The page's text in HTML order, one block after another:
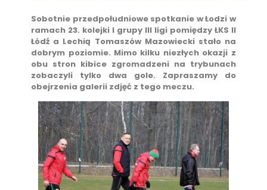
Sobotnie przedpołudniowe spotkanie w Łodzi w
ramach 23. kolejki I grupy III ligi pomiędzy ŁKS II
Łódź a Lechią Tomaszów Mazowiecki stało na
dobrym poziomie. Mimo kilku niezłych okazji z
obu stron kibice zgromadzeni na trybunach
zobaczyli tylko dwa gole. Zapraszamy do
obejrzenia galerii zdjęć z tego meczu.